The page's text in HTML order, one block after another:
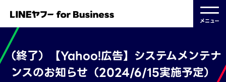
メニュー
（終了）【Yahoo!広告】システムメンテナ
ンスのお知らせ（2024/6/15実施予定）